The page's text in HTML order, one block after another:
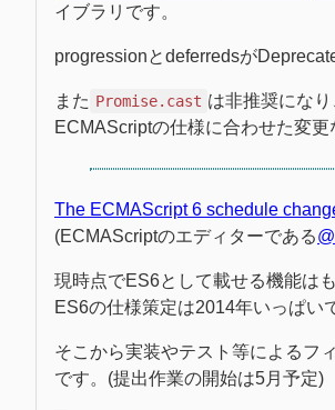
イブラリです。
progressionとdeferredsが
また Promise.cast は非推奨になり
ECMAScriptの仕様に合わせた変更
The ECMAScript 6 schedule
(ECMAScriptのエディターである
現時点でES6として載せる機能は
ES6の仕様策定は2014年いっぱい
そこから実装やテスト等によるフ
です。(提出作業の開始は5月予定)